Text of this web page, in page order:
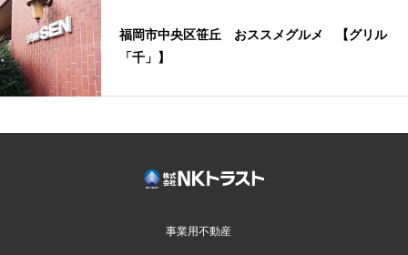
福岡市中央区笹丘 おススメグルメ 【グリル
「千」】
事業用不動産